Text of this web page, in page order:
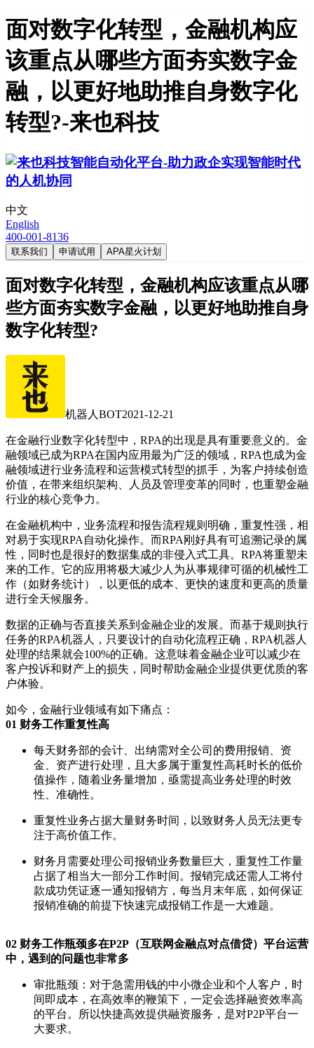
面对数字化转型，金融机构应
该重点从哪些方面夯实数字金
融，以更好地助推自身数字化
转型?-来也科技
中文
English
400-001-8136
联系我们 申请试用 APA星火计划
面对数字化转型，金融机构应该重点从哪
些方面夯实数字金融，以更好地助推自身
数字化转型?
机器人BOT2021-12-21
在金融行业数字化转型中，RPA的出现是具有重要意义的。金
融领域已成为RPA在国内应用最为广泛的领域，RPA也成为金
融领域进行业务流程和运营模式转型的抓手，为客户持续创造
价值，在带来组织架构、人员及管理变革的同时，也重塑金融
行业的核心竞争力。
在金融机构中，业务流程和报告流程规则明确，重复性强，相
对易于实现RPA自动化操作。而RPA刚好具有可追溯记录的属
性，同时也是很好的数据集成的非侵入式工具。RPA将重塑未
来的工作。它的应用将极大减少人为从事规律可循的机械性工
作（如财务统计），以更低的成本、更快的速度和更高的质量
进行全天候服务。
数据的正确与否直接关系到金融企业的发展。而基于规则执行
任务的RPA机器人，只要设计的自动化流程正确，RPA机器人
处理的结果就会100%的正确。这意味着金融企业可以减少在
客户投诉和财产上的损失，同时帮助金融企业提供更优质的客
户体验。
如今，金融行业领域有如下痛点：
01 财务工作重复性高
每天财务部的会计、出纳需对全公司的费用报销、资
金、资产进行处理，且大多属于重复性高耗时长的低价
值操作，随着业务量增加，亟需提高业务处理的时效
性、准确性。
重复性业务占据大量财务时间，以致财务人员无法更专
注于高价值工作。
财务月需要处理公司报销业务数量巨大，重复性工作量
占据了相当大一部分工作时间。报销完成还需人工将付
款成功凭证逐一通知报销方，每当月末年底，如何保证
报销准确的前提下快速完成报销工作是一大难题。
02 财务工作瓶颈多在P2P（互联网金融点对点借贷）平台运营
中，遇到的问题也非常多
审批瓶颈：对于急需用钱的中小微企业和个人客户，时
间即成本，在高效率的鞭策下，一定会选择融资效率高
的平台。所以快捷高效提供融资服务，是对P2P平台一
大要求。